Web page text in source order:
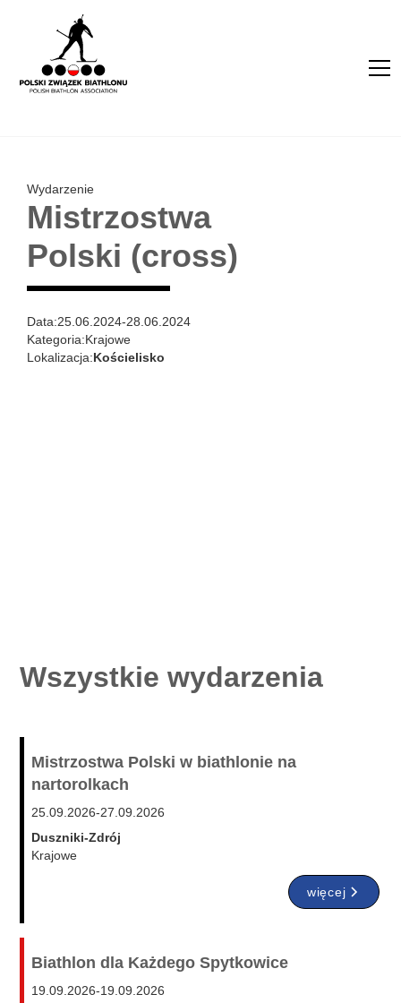
Wydarzenie
Mistrzostwa
Polski (cross)
Data:25.06.2024-28.06.2024
Kategoria:Krajowe
Lokalizacja:Kościelisko
Wszystkie wydarzenia
Mistrzostwa Polski w biathlonie na
nartorolkach
25.09.2026-27.09.2026
Duszniki-Zdrój
Krajowe
więcej
Biathlon dla Każdego Spytkowice
19.09.2026-19.09.2026